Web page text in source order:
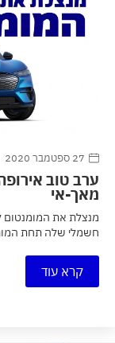
27 ספטמבר 2020
ערב טוב
מאך-אי
חשמלי שלה תחת
קרא עוד